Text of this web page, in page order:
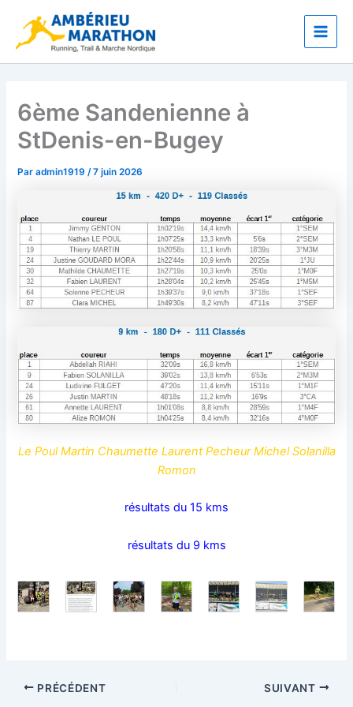
contenu
Main
6ème Sandenienne à
StDenis-en-Bugey
Paradmin1919/7 juin 2026
Le Poul Martin Chaumette Laurent Pecheur Michel Solanilla
Romon
résultats du 15 kms
résultats du 9 kms
PRÉCÉDENT SUIVANT